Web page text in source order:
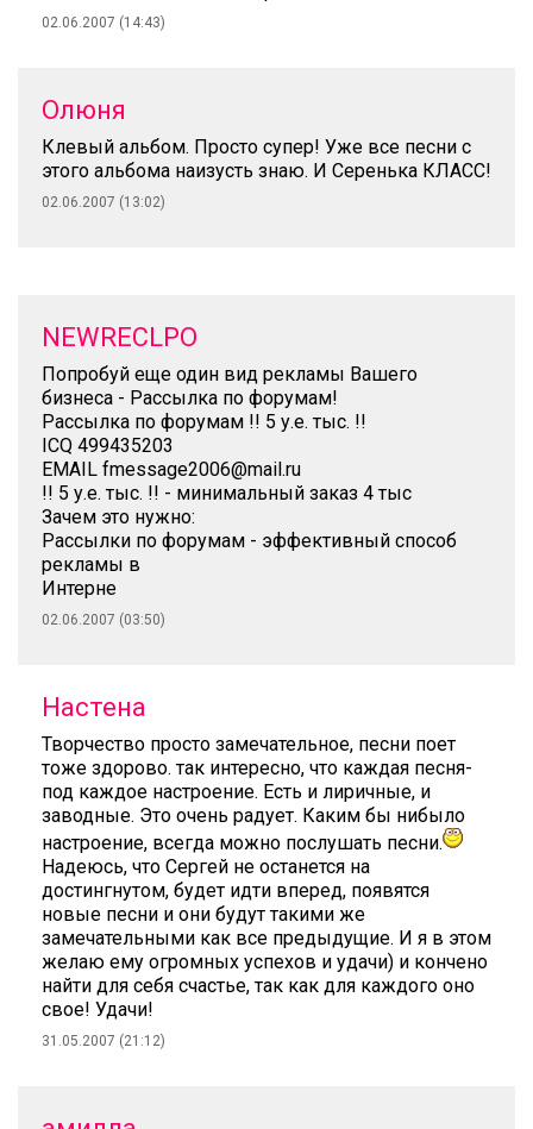
02.06.2007 (14:43)
Олюня
Клевый альбом. Просто супер! Уже все песни с
этого альбома наизусть знаю. И Серенька КЛАСС!
02.06.2007 (13:02)
NEWRECLPO
Попробуй еще один вид рекламы Вашего
бизнеса - Рассылка по форумам!
Рассылка по форумам !! 5 у.е. тыс. !!
ICQ 499435203
EMAIL fmessage2006@mail.ru
!! 5 у.е. тыс. !! - минимальный заказ 4 тыс
Зачем это нужно:
Рассылки по форумам - эффективный способ
рекламы в
Интерне
02.06.2007 (03:50)
Настена
Творчество просто замечательное, песни поет
тоже здорово. так интересно, что каждая песня-
под каждое настроение. Есть и лиричные, и
заводные. Это очень радует. Каким бы нибыло
настроение, всегда можно послушать песни.
Надеюсь, что Сергей не останется на
достингнутом, будет идти вперед, появятся
новые песни и они будут такими же
замечательными как все предыдущие. И я в этом
желаю ему огромных успехов и удачи) и кончено
найти для себя счастье, так как для каждого оно
свое! Удачи!
31.05.2007 (21:12)